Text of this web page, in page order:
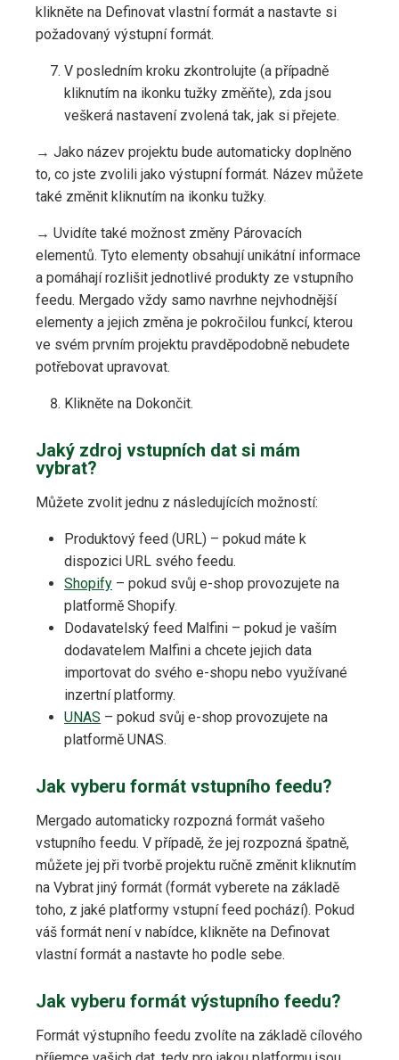
klikněte na Definovat vlastní formát a nastavte si
požadovaný výstupní formát.
V posledním kroku zkontrolujte (a případně
kliknutím na ikonku tužky změňte), zda jsou
veškerá nastavení zvolená tak, jak si přejete.
→ Jako název projektu bude automaticky doplněno
to, co jste zvolili jako výstupní formát. Název můžete
také změnit kliknutím na ikonku tužky.
→ Uvidíte také možnost změny Párovacích
elementů. Tyto elementy obsahují unikátní informace
a pomáhají rozlišit jednotlivé produkty ze vstupního
feedu. Mergado vždy samo navrhne nejvhodnější
elementy a jejich změna je pokročilou funkcí, kterou
ve svém prvním projektu pravděpodobně nebudete
potřebovat upravovat.
Klikněte na Dokončit.
Jaký zdroj vstupních dat si mám
vybrat?
Můžete zvolit jednu z následujících možností:
Produktový feed (URL) – pokud máte k
dispozici URL svého feedu.
Shopify – pokud svůj e-shop provozujete na
platformě Shopify.
Dodavatelský feed Malfini – pokud je vaším
dodavatelem Malfini a chcete jejich data
importovat do svého e-shopu nebo využívané
inzertní platformy.
UNAS – pokud svůj e-shop provozujete na
platformě UNAS.
Jak vyberu formát vstupního feedu?
Mergado automaticky rozpozná formát vašeho
vstupního feedu. V případě, že jej rozpozná špatně,
můžete jej při tvorbě projektu ručně změnit kliknutím
na Vybrat jiný formát (formát vyberete na základě
toho, z jaké platformy vstupní feed pochází). Pokud
váš formát není v nabídce, klikněte na Definovat
vlastní formát a nastavte ho podle sebe.
Jak vyberu formát výstupního feedu?
Formát výstupního feedu zvolíte na základě cílového